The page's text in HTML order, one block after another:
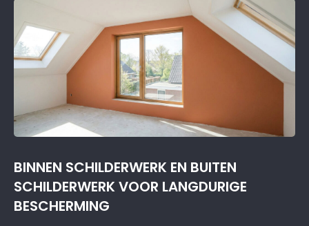
BINNEN SCHILDERWERK EN BUITEN
SCHILDERWERK VOOR LANGDURIGE
BESCHERMING